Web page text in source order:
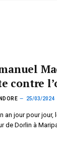
contre
25/03/2024
an jour pour jour,
de Dorlin à